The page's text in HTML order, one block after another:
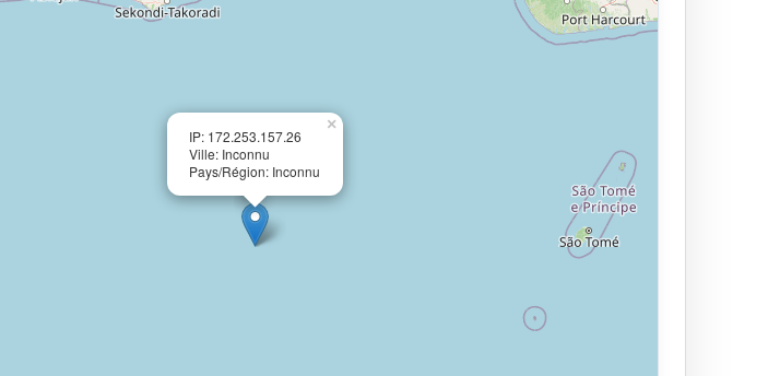
IP: 172.253.157.26
Ville: Inconnu
Pays/Région: Inconnu
×